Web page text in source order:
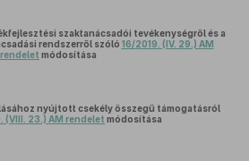
szaktanácsadói tevékenységről és a
rendszerről szóló 16/2019. (IV. 29.) AM
rendelet módosítása
nyújtott csekély összegű támogatásról
(VIII. 23.) AM rendelet módosítása